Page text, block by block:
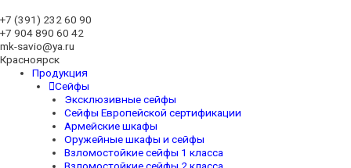
+7 (391) 232 60 90
+7 904 890 60 42
mk-savio@ya.ru
Красноярск
Продукция
Сейфы
Эксклюзивные сейфы
Сейфы Европейской сертификации
Армейские шкафы
Оружейные шкафы и сейфы
Взломостойкие сейфы 1 класса